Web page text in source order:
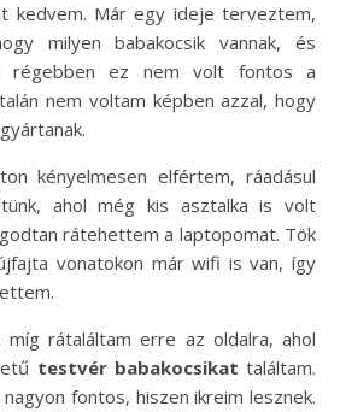
kedvem. Már egy ideje terveztem,
milyen babakocsik vannak, és
régebben ez nem volt fontos a
nem voltam képben azzal, hogy
kényelmesen elfértem, ráadásul
ahol még kis asztalka is volt
rátehettem a laptopomat. Tök
vonatokon már wifi is van, így
rátaláltam erre az oldalra, ahol
testvér babakocsikat találtam.
fontos, hiszen ikreim lesznek.